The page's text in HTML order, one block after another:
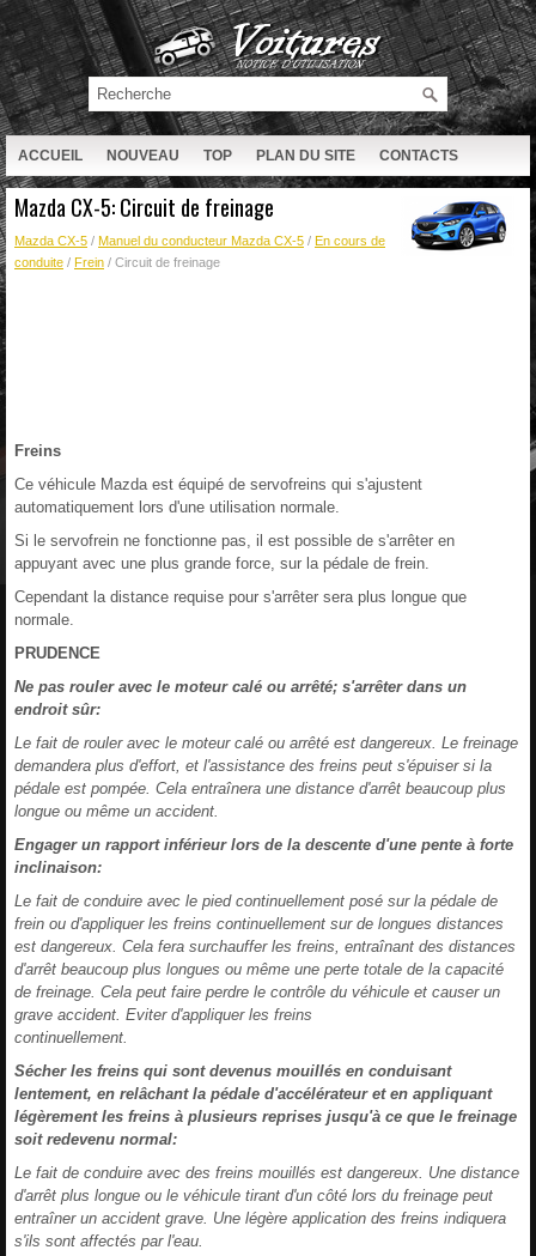
ACCUEIL NOUVEAU TOP PLAN DU SITE CONTACTS
RECHERCHE
Mazda CX-5: Circuit de freinage
Mazda CX-5 / Manuel du conducteur Mazda CX-5 / En cours de
conduite / Frein / Circuit de freinage
Freins
Ce véhicule Mazda est équipé de servofreins qui s'ajustent
automatiquement lors d'une utilisation normale.
Si le servofrein ne fonctionne pas, il est possible de s'arrêter en
appuyant avec une plus grande force, sur la pédale de frein.
Cependant la distance requise pour s'arrêter sera plus longue que
normale.
PRUDENCE
Ne pas rouler avec le moteur calé ou arrêté; s'arrêter dans un
endroit sûr:
Le fait de rouler avec le moteur calé ou arrêté est dangereux. Le freinage
demandera plus d'effort, et l'assistance des freins peut s'épuiser si la
pédale est pompée. Cela entraînera une distance d'arrêt beaucoup plus
longue ou même un accident.
Engager un rapport inférieur lors de la descente d'une pente à forte
inclinaison:
Le fait de conduire avec le pied continuellement posé sur la pédale de
frein ou d'appliquer les freins continuellement sur de longues distances
est dangereux. Cela fera surchauffer les freins, entraînant des distances
d'arrêt beaucoup plus longues ou même une perte totale de la capacité
de freinage. Cela peut faire perdre le contrôle du véhicule et causer un
grave accident. Eviter d'appliquer les freins
continuellement.
Sécher les freins qui sont devenus mouillés en conduisant
lentement, en relâchant la pédale d'accélérateur et en appliquant
légèrement les freins à plusieurs reprises jusqu'à ce que le freinage
soit redevenu normal:
Le fait de conduire avec des freins mouillés est dangereux. Une distance
d'arrêt plus longue ou le véhicule tirant d'un côté lors du freinage peut
entraîner un accident grave. Une légère application des freins indiquera
s'ils sont affectés par l'eau.